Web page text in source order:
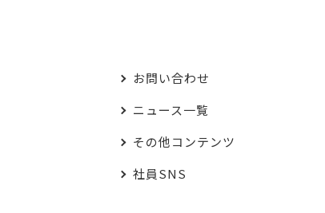
お問い合わせ
ニュース一覧
その他コンテンツ
社員SNS